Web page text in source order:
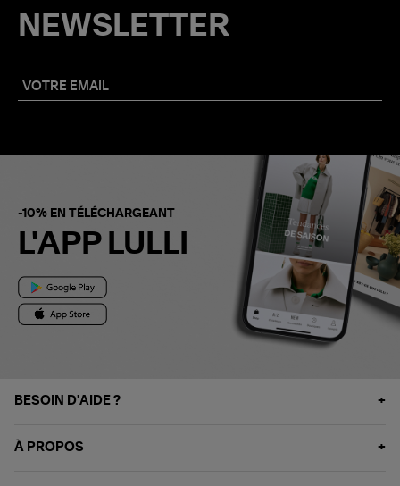
NEWSLETTER
-10% EN TÉLÉCHARGEANT
L'APP LULLI
BESOIN D'AIDE ?
À PROPOS